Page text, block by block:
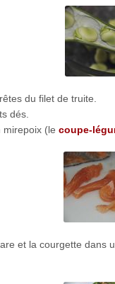
du filet de truite.
dés.
mirepoix (le coupe-
et la courgette dans